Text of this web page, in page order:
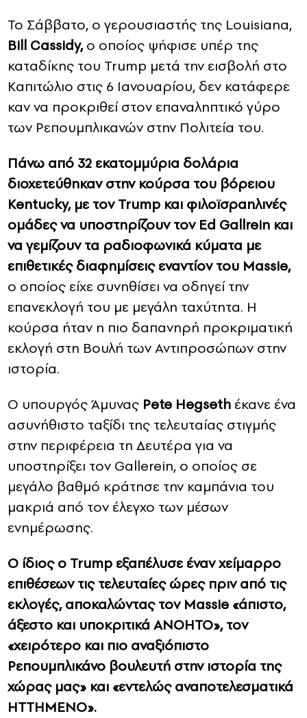
Το Σάββατο, ο γερουσιαστής της Louisiana,
Bill Cassidy,ο οποίος ψήφισε υπέρ της
καταδίκης του Trump μετά την εισβολή στο
Καπιτώλιο στις 6 Ιανουαρίου, δεν κατάφερε
καν να προκριθεί στον επαναληπτικό γύρο
των Ρεπουμπλικανών στην Πολιτεία του.
Πάνω από 32 εκατομμύρια δολάρια
διοχετεύθηκαν στην κούρσα του βόρειου
Kentucky, με τον Trump και φιλοϊσραηλινές
ομάδες να υποστηρίζουν τον Ed Gallrein και
να γεμίζουν τα ραδιοφωνικά κύματα με
επιθετικές διαφημίσεις εναντίον του Massie,
ο οποίος είχε συνηθίσει να οδηγεί την
επανεκλογή του με μεγάλη ταχύτητα. Η
κούρσα ήταν η πιο δαπανηρή προκριματική
εκλογή στη Βουλή των Αντιπροσώπων στην
ιστορία.
Ο υπουργός Άμυνας Pete Hegseth έκανε ένα
ασυνήθιστο ταξίδι της τελευταίας στιγμής
στην περιφέρεια τη Δευτέρα για να
υποστηρίξει τον Gallerein, ο οποίος σε
μεγάλο βαθμό κράτησε την καμπάνια του
μακριά από τον έλεγχο των μέσων
ενημέρωσης.
Ο ίδιος ο Trump εξαπέλυσε έναν χείμαρρο
επιθέσεων τις τελευταίες ώρες πριν από τις
εκλογές, αποκαλώντας τον Massie «άπιστο,
άξεστο και υποκριτικά ΑΝΟΗΤΟ», τον
«χειρότερο και πιο αναξιόπιστο
Ρεπουμπλικάνο βουλευτή στην ιστορία της
χώρας μας» και «εντελώς αναποτελεσματικά
ΗΤΤΗΜΕΝΟ».